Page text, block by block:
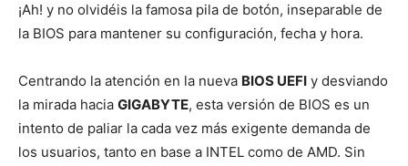
¡Ah! y no olvidéis la famosa pila de botón, inseparable de
la BIOS para mantener su configuración, fecha y hora.
Centrando la atención en la nueva BIOS UEFI y desviando
la mirada hacia GIGABYTE, esta versión de BIOS es un
intento de paliar la cada vez más exigente demanda de
los usuarios, tanto en base a INTEL como de AMD. Sin